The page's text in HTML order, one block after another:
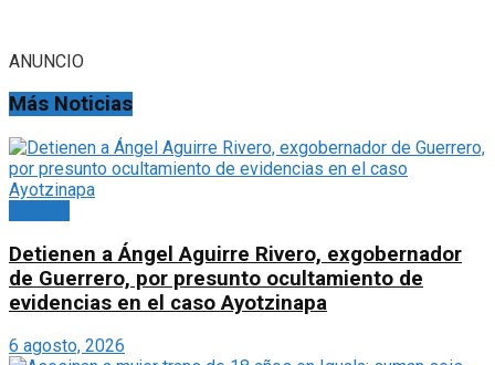
ANUNCIO
Más Noticias
Detienen a Ángel Aguirre Rivero, exgobernador
de Guerrero, por presunto ocultamiento de
evidencias en el caso Ayotzinapa
6 agosto, 2026